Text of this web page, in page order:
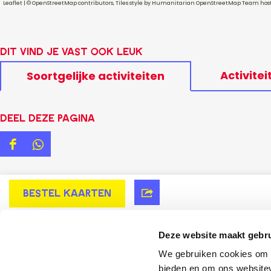
Deze website maakt
We gebruiken cookies
bieden en om ons
Leaflet | © OpenStreetMap contributors, Tiles style by Humanitarian OpenStreetMap Team
Dit vind je vast ook leuk
Soortgelijke activiteiten